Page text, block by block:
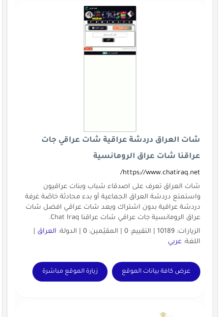
شات العراق دردشة عراقية شات عراقي جات
عراقنا شات عراق الرومانسية
https://www.chatiraq.net/
شات العراق تعرف على اصدقاء شباب وبنات عراقيون
واستمتع دردشة العراق الجماعية أو بدء محادثة خاصّة غرفة
دردشة عراقية بدون اشتراك ويعد شات عراقي افضل شات
عراق الرومانسية جات عراقي شات عراقنا Chat Iraq.
الزيارات: 10189 | التقييم: 0 | المقيّمين: 0 | الدولة:
العراق|
اللغة: عربي
عرض كافة بيانات الموقع زيارة الموقع مباشرة